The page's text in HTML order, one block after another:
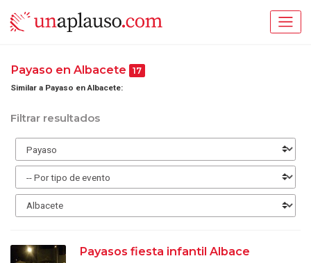
Payaso en Albacete 17
Similar a Payaso en Albacete:
Filtrar resultados
Payasos fiesta infantil Albace